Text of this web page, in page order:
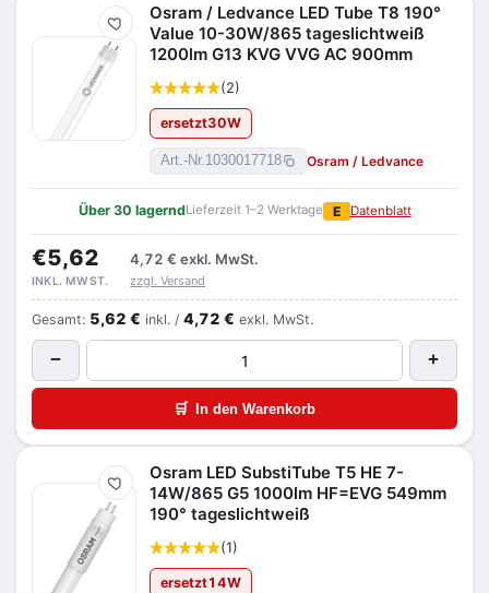
Merken
Osram / Ledvance LED Tube T8 190°
Value 10-30W/865 tageslichtweiß
1200lm G13 KVG VVG AC 900mm
(2)
ersetzt30W
Art.-Nr.1030017718 Osram / Ledvance
Über 30 lagerndLieferzeit 1–2 Werktage E Datenblatt
€5,62 4,72 € exkl. MwSt.
INKL. MWST. zzgl. Versand
Gesamt: 5,62 € inkl. / 4,72 € exkl. MwSt.
− +
🛒 In den Warenkorb
Merken
Osram LED SubstiTube T5 HE 7-
14W/865 G5 1000lm HF=EVG 549mm
190° tageslichtweiß
(1)
ersetzt14W